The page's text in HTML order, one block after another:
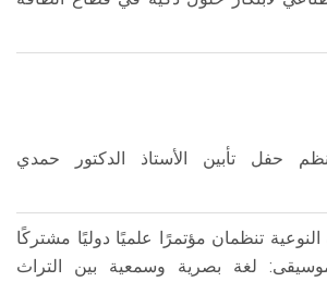
حفل تأبين الأستاذ الدكتور حمدي
النوعية تنظمان مؤتمرًا علميًا دوليًا مشتركًا
لغة بصرية وسمعية بين التراث